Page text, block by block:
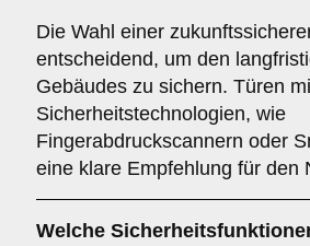
Die Wahl einer
entscheidend, um den
Gebäudes zu sichern. Türen
Sicherheitstechnologien, wie
Fingerabdruckscannern oder
eine klare Empfehlung für den
Welche